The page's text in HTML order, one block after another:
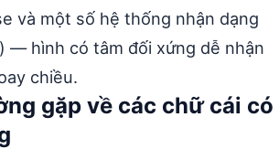
và một số hệ thống nhận dạng
— hình có tâm đối xứng dễ nhận
chiều.
gặp về các chữ cái có